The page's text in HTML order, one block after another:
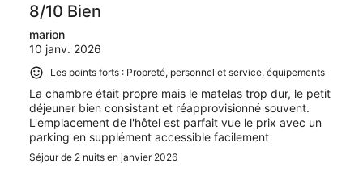
8/10 Bien
marion
10 janv. 2026
Les points forts : Propreté, personnel et service, équipements
La chambre était propre mais le matelas trop dur, le petit
déjeuner bien consistant et réapprovisionné souvent.
L'emplacement de l'hôtel est parfait vue le prix avec un
parking en supplément accessible facilement
Séjour de 2 nuits en janvier 2026